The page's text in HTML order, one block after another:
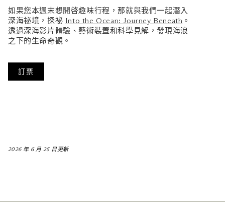
如果您本週末想開啓趣味行程，那就與我們一起潛入
深海祕境，探祕 Into the Ocean: Journey Beneath 。
透過深海影片體驗、藝術裝置和科學見解，發現海浪
之下的生命奇觀。
訂票
2026 年 6 月 25 日更新